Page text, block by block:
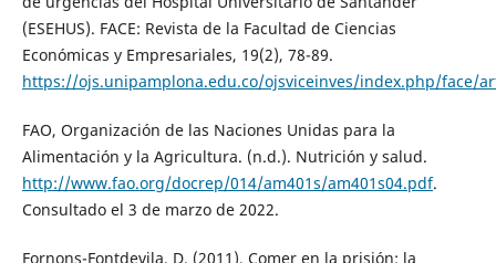
(ESEHUS). FACE: Revista de la Facultad de Ciencias
Económicas y Empresariales, 19(2), 78-89.
https://ojs.unipamplona.edu.co/ojsviceinves/index.php/face/
FAO, Organización de las Naciones Unidas para la
Alimentación y la Agricultura. (n.d.). Nutrición y salud.
http://www.fao.org/docrep/014/am401s/am401s04.pdf.
Consultado el 3 de marzo de 2022.
Fornons-Fontdevila, D. (2011). Comer en la prisión; la